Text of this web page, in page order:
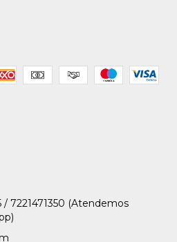
/ 7221471350 (Atendemos